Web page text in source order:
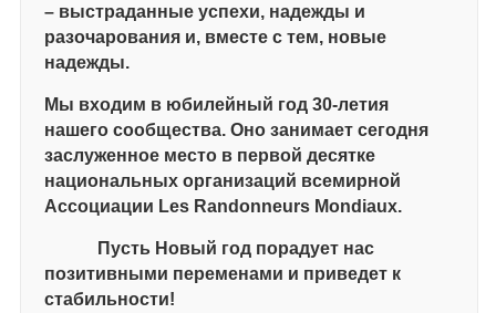
– выстраданные успехи, надежды и
разочарования и, вместе с тем, новые
надежды.
Мы входим в юбилейный год 30-летия
нашего сообщества. Оно занимает сегодня
заслуженное место в первой десятке
национальных организаций всемирной
Ассоциации Les Randonneurs Mondiaux.
Пусть Новый год порадует нас
позитивными переменами и приведет к
стабильности!